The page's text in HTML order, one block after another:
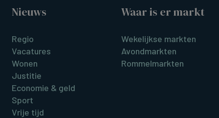
Nieuws
Regio
Vacatures
Wonen
Justitie
Economie & geld
Sport
Vrije tijd
Waar is er markt
Wekelijkse markten
Avondmarkten
Rommelmarkten